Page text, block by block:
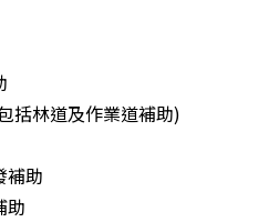
括林道及作業道補助)
補助
助